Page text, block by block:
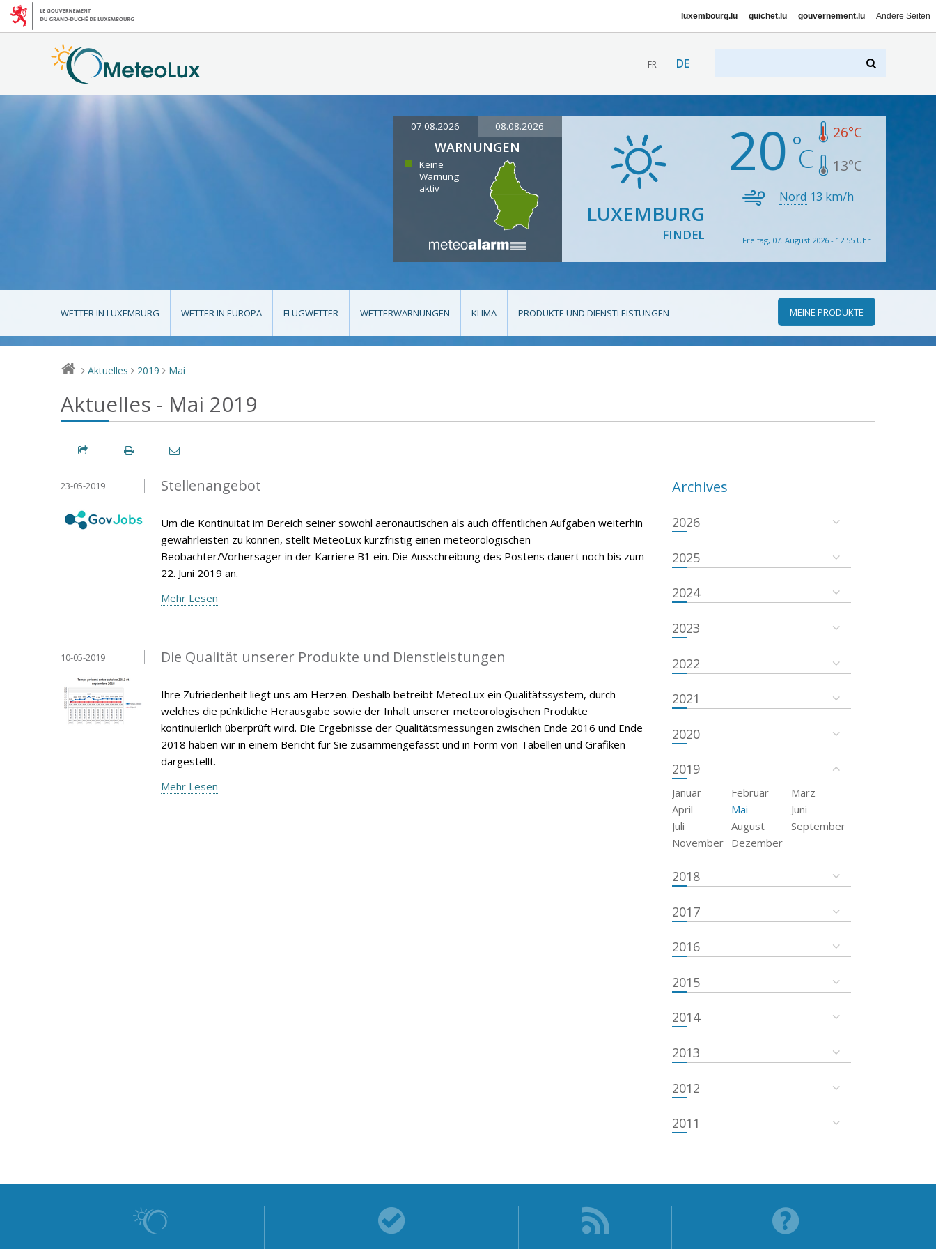
luxembourg.lu guichet.lu gouvernement.lu Andere Seiten
FR DE
07.08.2026 08.08.2026
WARNUNGEN
Keine
Warnung
aktiv
LUXEMBURG
FINDEL
20 26°C
13°C
Nord 13 km/h
Freitag, 07. August 2026 - 12:55 Uhr
WETTER IN LUXEMBURG WETTER IN EUROPA FLUGWETTER WETTERWARNUNGEN KLIMA PRODUKTE UND DIENSTLEISTUNGEN MEINE PRODUKTE
> Aktuelles > 2019 > Mai
Aktuelles - Mai 2019
Stellenangebot
23-05-2019
Um die Kontinuität im Bereich seiner sowohl aeronautischen als auch öffentlichen Aufgaben weiterhin
gewährleisten zu können, stellt MeteoLux kurzfristig einen meteorologischen
Beobachter/Vorhersager in der Karriere B1 ein. Die Ausschreibung des Postens dauert noch bis zum
22. Juni 2019 an.
Mehr Lesen
Die Qualität unserer Produkte und Dienstleistungen
10-05-2019
Ihre Zufriedenheit liegt uns am Herzen. Deshalb betreibt MeteoLux ein Qualitätssystem, durch
welches die pünktliche Herausgabe sowie der Inhalt unserer meteorologischen Produkte
kontinuierlich überprüft wird. Die Ergebnisse der Qualitätsmessungen zwischen Ende 2016 und Ende
2018 haben wir in einem Bericht für Sie zusammengefasst und in Form von Tabellen und Grafiken
dargestellt.
Mehr Lesen
Archives
2026
2025
2024
2023
2022
2021
2020
2019
Januar Februar
März
April
Mai
Juni
Juli
August
September
November
Dezember
2018
2017
2016
2015
2014
2013
2012
2011